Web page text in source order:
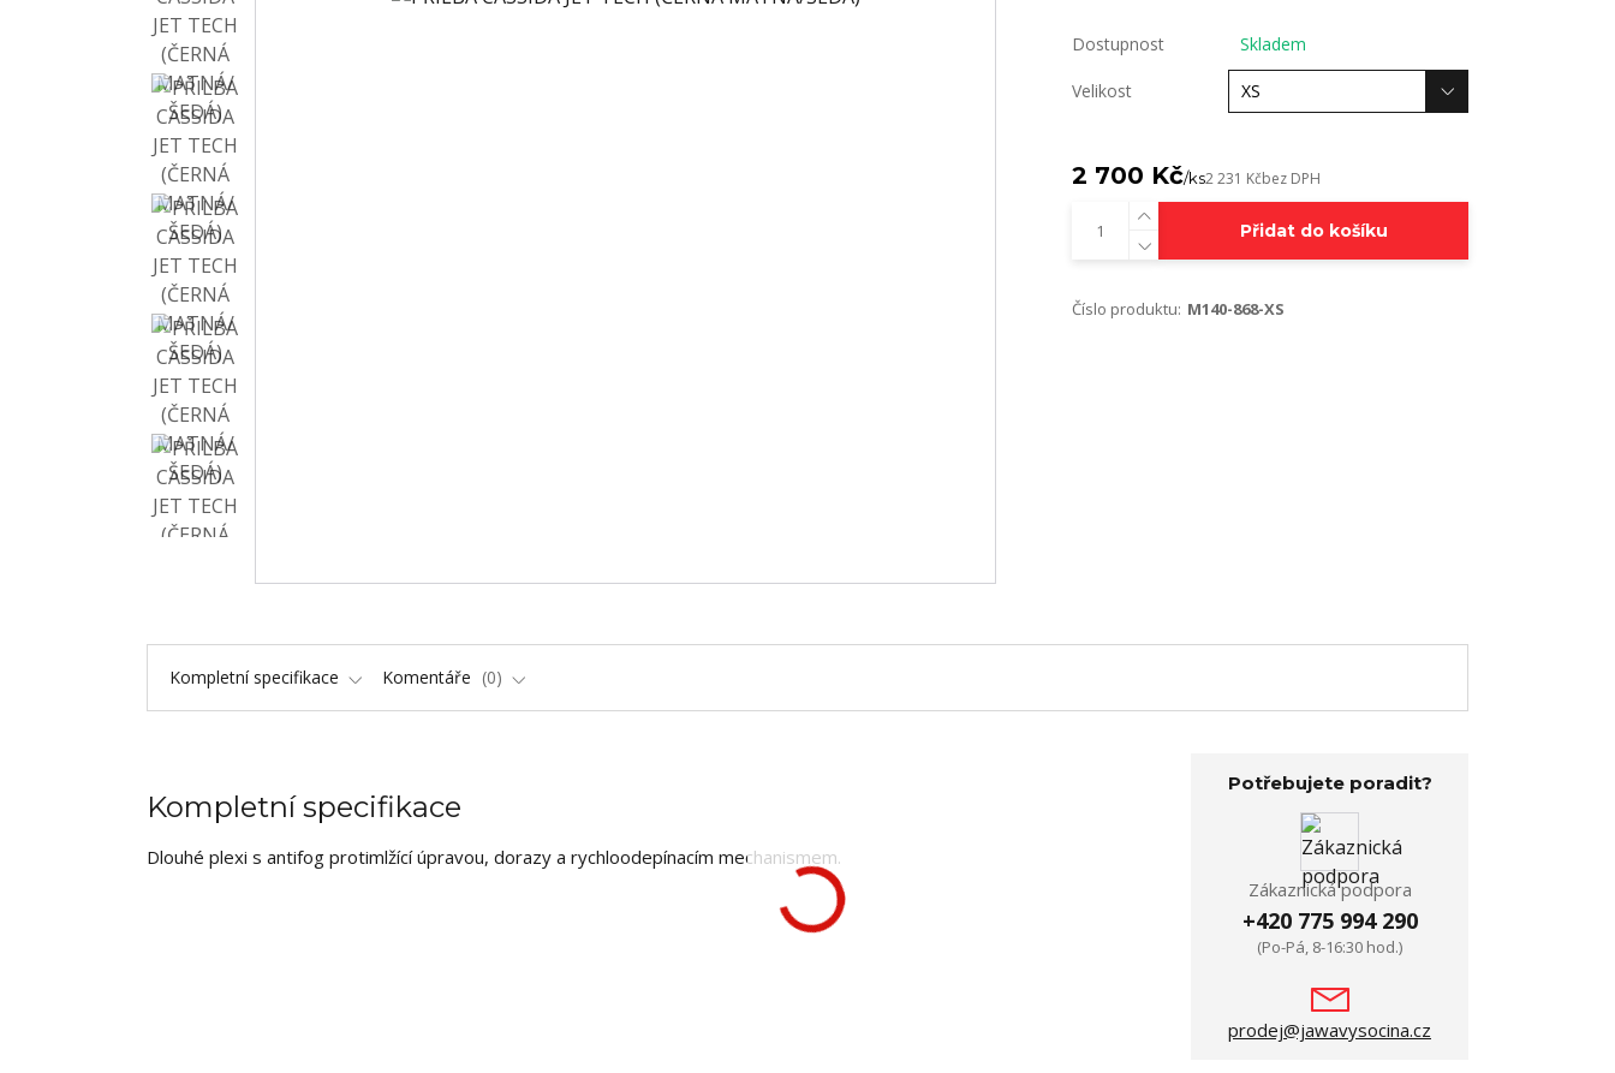
Dostupnost Skladem
Velikost
2 700 Kč/ks2 231 Kčbez DPH
Přidat do košíku
Číslo produktu: M140-868-XS
Kompletní specifikace Komentáře 0
Kompletní specifikace
Dlouhé plexi s antifog protimlžící úpravou, dorazy a rychloodepínacím mechanismem.
Potřebujete poradit?
Zákaznická podpora
+420 775 994 290
(Po-Pá, 8-16:30 hod.)
prodej@jawavysocina.cz